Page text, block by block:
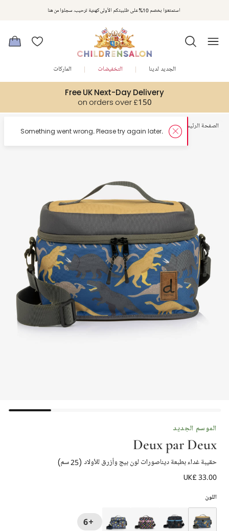
استمتعوا بخصم 10% على طلبيتكم الأولى كهدية ترحيب. سجلوا من هنا
Free UK Next-Day Delivery
on orders over £150
الجديد لدينا التخفيضات الماركات
الصفحة الرئيسية
الموسم الجديد
Deux par Deux
حقيبة غداء بطبعة ديناصورات لون بيج وأزرق للأولاد (25 سم)
UK£ 33.00
اللون
+6